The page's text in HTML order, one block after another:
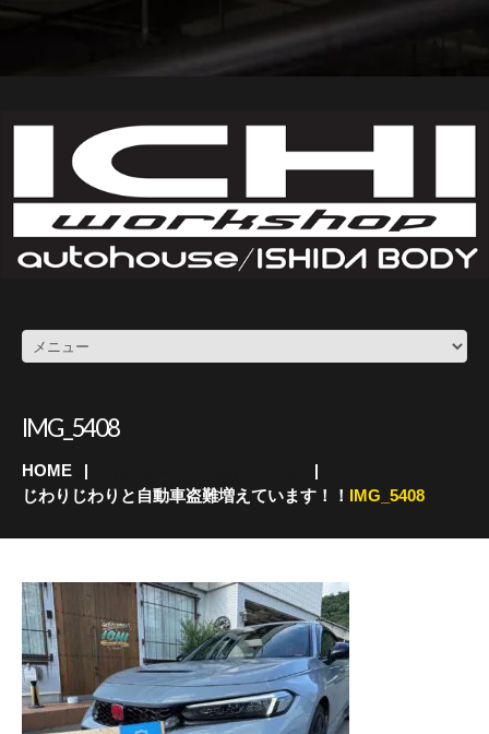
IMG_5408
HOME
じわりじわりと自動車盗難増えています！！ IMG_5408